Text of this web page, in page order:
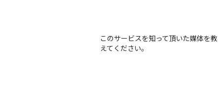
このサービスを知って頂いた媒体を教
えてください。